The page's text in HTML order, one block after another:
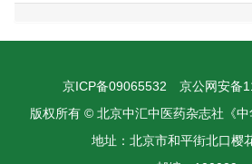
京ICP备09065532 京公网安备
版权所有 © 北京中汇中医药杂志社《
地址：北京市和平街北口樱